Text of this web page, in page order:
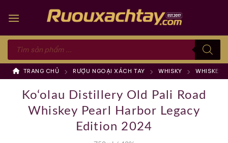
Tìm
kiếm
phẩm
TRANG CHỦ RƯỢU NGOẠI XÁCH TAY WHISKY WHISKEY
Ko‘olau Distillery Old Pali Road
Whiskey Pearl Harbor Legacy
Edition 2024